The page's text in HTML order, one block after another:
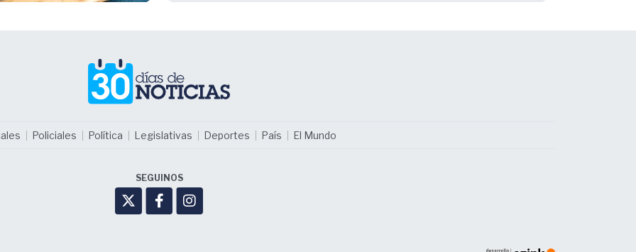
Policiales Política Legislativas Deportes País El Mundo
SEGUINOS